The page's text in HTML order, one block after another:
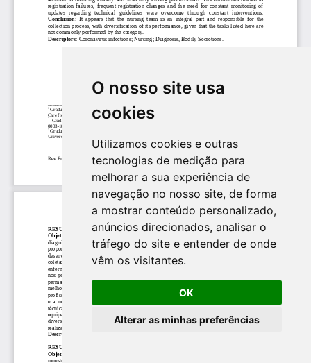
O nosso site usa
cookies
Utilizamos cookies e outras
tecnologias de medição para
melhorar a sua experiência de
navegação no nosso site, de forma
a mostrar conteúdo personalizado,
anúncios direcionados, analisar o
tráfego do site e entender de onde
vêm os visitantes.
OK
Alterar as minhas preferências